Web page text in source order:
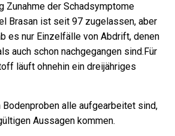
Zunahme der Schadsymptome
Brasan ist seit 97 zugelassen, aber
es nur Einzelfälle von Abdrift, denen
auch schon nachgegangen sind.Für
läuft ohnehin ein dreijähriges
Bodenproben alle aufgearbeitet sind,
Aussagen kommen.